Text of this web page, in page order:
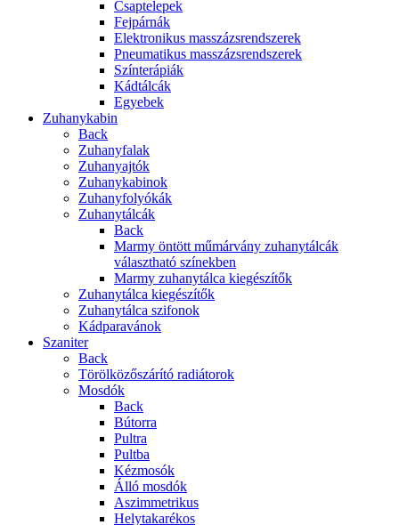
Csaptelepek
Fejpárnák
Elektronikus masszázsrendszerek
Pneumatikus masszázsrendszerek
Színterápiák
Kádtálcák
Egyebek
Zuhanykabin
Back
Zuhanyfalak
Zuhanyajtók
Zuhanykabinok
Zuhanyfolyókák
Zuhanytálcák
Back
Marmy öntött műmárvány zuhanytálcák
választható színekben
Marmy zuhanytálca kiegészítők
Zuhanytálca kiegészítők
Zuhanytálca szifonok
Kádparavánok
Szaniter
Back
Törölközőszárító radiátorok
Mosdók
Back
Bútorra
Pultra
Pultba
Kézmosók
Álló mosdók
Aszimmetrikus
Helytakarékos